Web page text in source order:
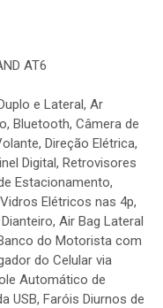
AT6
e Lateral, Ar
Bluetooth, Câmera de
Direção Elétrica,
Digital, Retrovisores
Estacionamento,
Elétricos nas 4p,
Air Bag Lateral
do Motorista com
do Celular via
Automático de
USB, Faróis Diurnos de